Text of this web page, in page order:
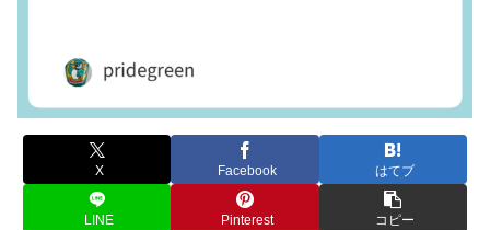
X Facebook はてブ
LINE Pinterest コピー